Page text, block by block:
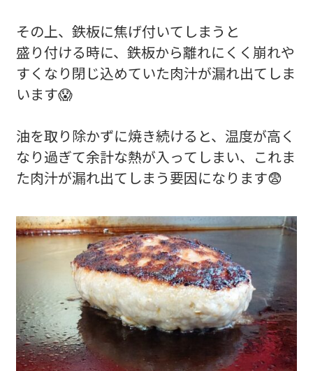
その上、鉄板に焦げ付いてしまうと
盛り付ける時に、鉄板から離れにくく崩れや
すくなり閉じ込めていた肉汁が漏れ出てしま
います😱
油を取り除かずに焼き続けると、温度が高く
なり過ぎて余計な熱が入ってしまい、これま
た肉汁が漏れ出てしまう要因になります😨